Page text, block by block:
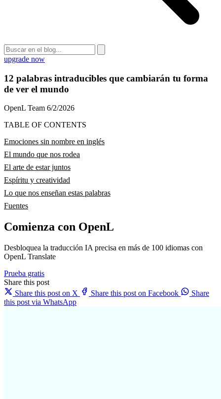
upgrade now
12 palabras intraducibles que cambiarán tu forma
de ver el mundo
OpenL Team 6/2/2026
TABLE OF CONTENTS
Emociones sin nombre en inglés
El mundo que nos rodea
El arte de estar juntos
Espíritu y creatividad
Lo que nos enseñan estas palabras
Fuentes
Comienza con OpenL
Desbloquea la traducción IA precisa en más de 100 idiomas con
OpenL Translate
Prueba gratis
Share this post
Share this post on X
Share this post on Facebook
Share
this post via WhatsApp